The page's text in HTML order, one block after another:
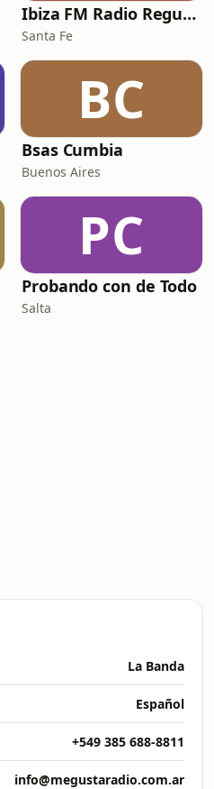
Ibiza FM Radio Reguetón
Santa Fe
BC
Bsas Cumbia
Buenos Aires
PC
Probando con de Todo
Salta
La Banda
Español
+549 385 688-8811
info@megustaradio.com.ar